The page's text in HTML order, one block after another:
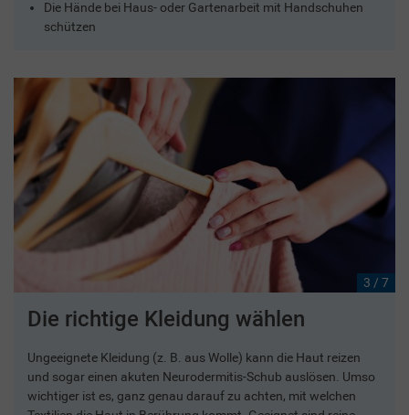
Die Hände bei Haus- oder Gartenarbeit mit Handschuhen
schützen
3 / 7
Die richtige Kleidung wählen
Ungeeignete Kleidung (z. B. aus Wolle) kann die Haut reizen
und sogar einen akuten Neurodermitis-Schub auslösen. Umso
wichtiger ist es, ganz genau darauf zu achten, mit welchen